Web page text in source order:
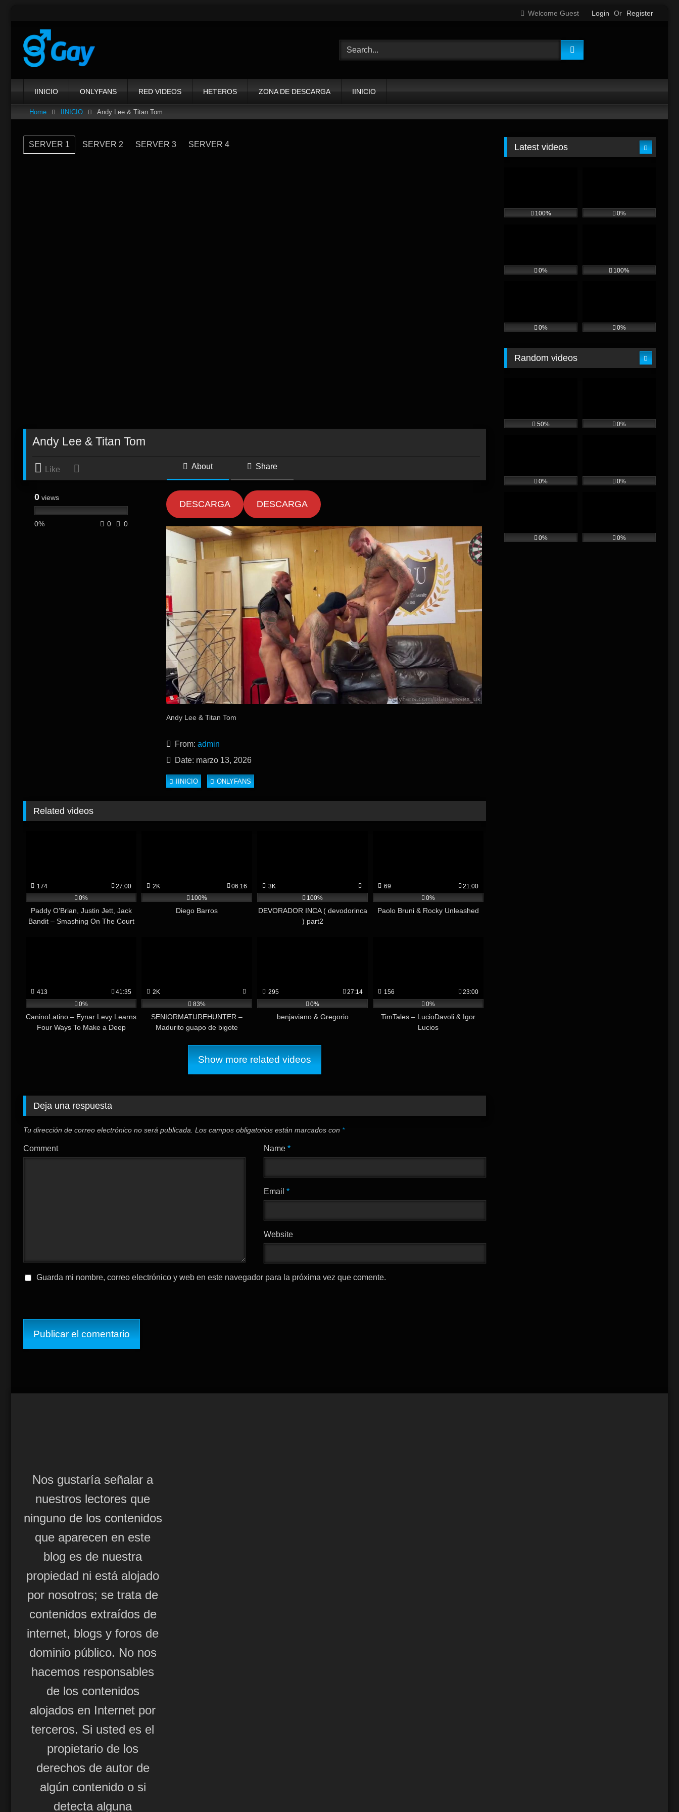
content
Welcome Guest Login Or Register
IINICIO ONLYFANS RED VIDEOS HETEROS ZONA DE DESCARGA IINICIO
Home IINICIO Andy Lee & Titan Tom
SERVER 1 SERVER 2 SERVER 3 SERVER 4
Andy Lee & Titan Tom
Like About Share
0 views
0% 0 0
DESCARGA DESCARGA
Andy Lee & Titan Tom
From: admin
Date: marzo 13, 2026
IINICIO ONLYFANS
Related videos
174
27:00
0%
Paddy O’Brian, Justin Jett, Jack
Bandit – Smashing On The Court
2K
06:16
100%
Diego Barros
3K
100%
DEVORADOR INCA ( devodorinca
) part2
69
21:00
0%
Paolo Bruni & Rocky Unleashed
413
41:35
0%
CaninoLatino – Eynar Levy Learns
Four Ways To Make a Deep
2K
83%
SENIORMATUREHUNTER –
Madurito guapo de bigote
295
27:14
0%
benjaviano & Gregorio
156
23:00
0%
TimTales – LucioDavoli & Igor
Lucios
Show more related videos
Deja una respuesta
Tu dirección de correo electrónico no será publicada. Los campos obligatorios están marcados con *
Comment Name*
Email*
Website
Guarda mi nombre, correo electrónico y web en este navegador para la próxima vez que comente.
Latest videos
100% 0%
0% 100%
0% 0%
Random videos
50% 0%
0% 0%
0% 0%
Nos gustaría señalar a
nuestros lectores que
ninguno de los contenidos
que aparecen en este
blog es de nuestra
propiedad ni está alojado
por nosotros; se trata de
contenidos extraídos de
internet, blogs y foros de
dominio público. No nos
hacemos responsables
de los contenidos
alojados en Internet por
terceros. Si usted es el
propietario de los
derechos de autor de
algún contenido o si
detecta alguna